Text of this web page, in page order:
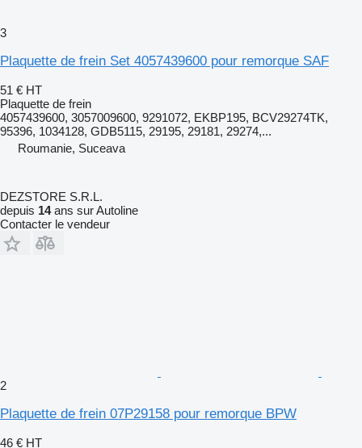
3
Plaquette de frein Set 4057439600 pour remorque SAF
51 € HT
Plaquette de frein
4057439600, 3057009600, 9291072, EKBP195, BCV29274TK,
95396, 1034128, GDB5115, 29195, 29181, 29274,...
Roumanie, Suceava
DEZSTORE S.R.L.
depuis 14ans sur Autoline
Contacter le vendeur
2
Plaquette de frein 07P29158 pour remorque BPW
46 € HT